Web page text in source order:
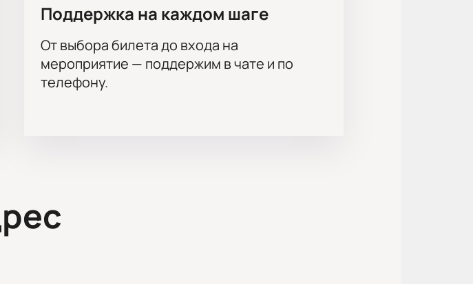
Поддержка на каждом шаге
От выбора билета до входа на
мероприятие — поддержим в чате и по
телефону.